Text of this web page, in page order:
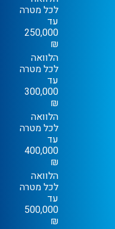
לכל מטרה
עד
250,000
₪
הלוואה
לכל מטרה
עד
300,000
₪
הלוואה
לכל מטרה
עד
400,000
₪
הלוואה
לכל מטרה
עד
500,000
₪